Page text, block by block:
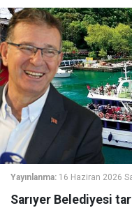
Yayınlanma: 16 Haziran 2026
Sarıyer Belediyesi